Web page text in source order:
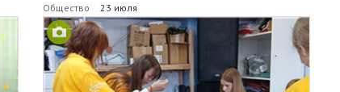
Общество 23 июля